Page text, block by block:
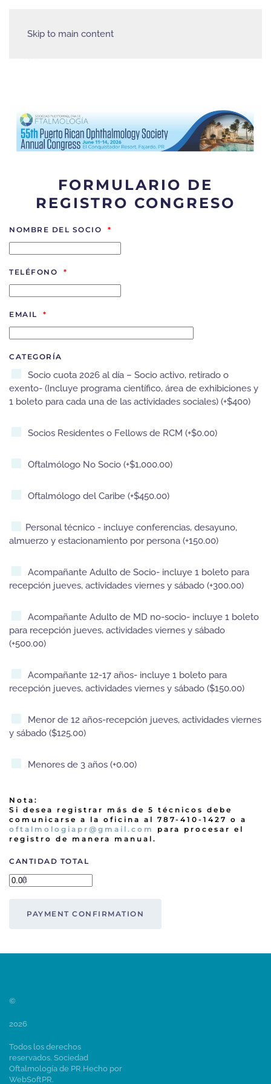
Skip to main content
FORMULARIO DE
REGISTRO CONGRESO
NOMBRE DEL SOCIO *
TELÉFONO *
EMAIL *
CATEGORÍA
Socio cuota 2026 al día – Socio activo, retirado o
exento- (Incluye programa científico, área de exhibiciones y
1 boleto para cada una de las actividades sociales) (+$400)
Socios Residentes o Fellows de RCM (+$0.00)
Oftalmólogo No Socio (+$1,000.00)
Oftalmólogo del Caribe (+$450.00)
almuerzo y estacionamiento por persona (+150.00)
recepción jueves, actividades viernes y sábado (+300.00)
para recepción jueves, actividades viernes y sábado
(+500.00)
recepción jueves, actividades viernes y sábado ($150.00)
Menor de 12 años-recepción jueves, actividades viernes
y sábado ($125.00)
Menores de 3 años (+0.00)
Nota:
Si desea registrar más de 5 técnicos debe
comunicarse a la oficina al 787-410-1427 o a
oftalmologiapr@gmail.com
para procesar el
registro de manera manual.
CANTIDAD TOTAL
$
©
2026
Todos los derechos
reservados. Sociedad
Oftalmología de PR.Hecho por
WebSoftPR.